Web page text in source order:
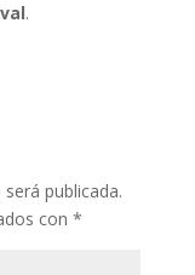
.
publicada.
con *